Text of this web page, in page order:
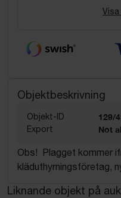
Objektbeskrivning
Objekt-ID 129/
Export Not
Obs! Plagget kommer
kläduthyrningsföretag,
Liknande objekt på